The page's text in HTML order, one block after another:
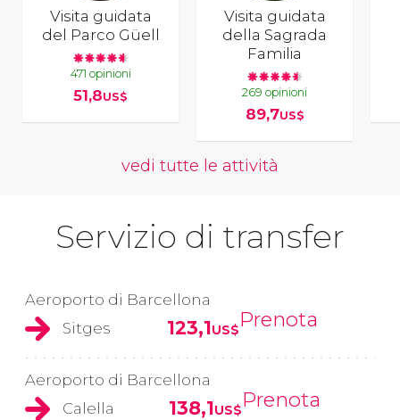
Visita guidata
del Parco Güell
471 opinioni
51,8US$
Visita guidata
della Sagrada
Familia
269 opinioni
89,7US$
vedi tutte le attività
Servizio di transfer
Aeroporto di Barcellona
Sitges
123,1US$Prenota
Aeroporto di Barcellona
Calella
138,1US$Prenota